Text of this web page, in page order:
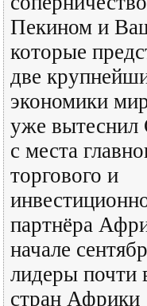
Пекином и
которые
две
экономики
уже
с места
торгового и
партнёра
начале
лидеры почти
стран Африки